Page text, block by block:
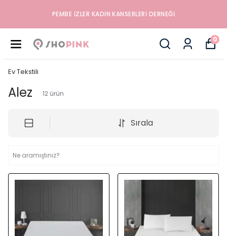
İYILIK, SAĞLIK VE MUTLULUK
0
Ev Tekstili
Alez 12 ürün
Sırala